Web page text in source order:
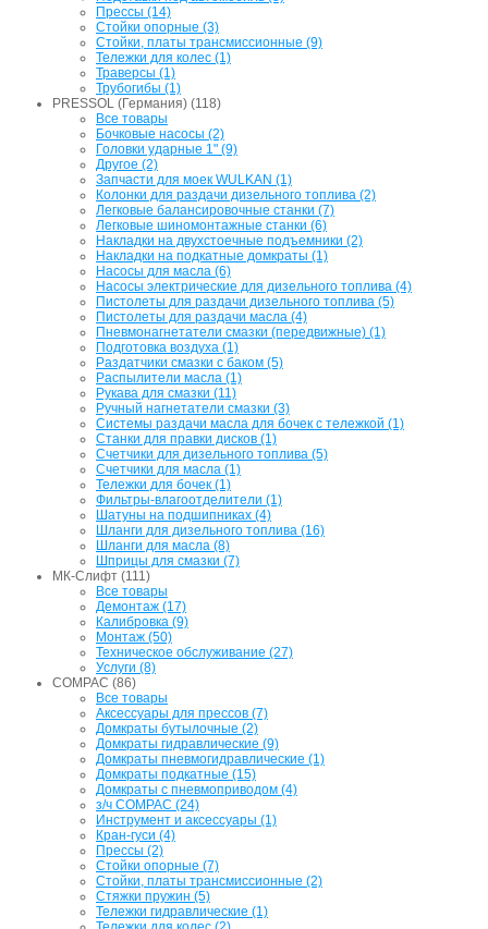
Прессы (14)
Стойки опорные (3)
Стойки, платы трансмиссионные (9)
Тележки для колес (1)
Траверсы (1)
Трубогибы (1)
PRESSOL (Германия) (118)
Все товары
Бочковые насосы (2)
Головки ударные 1" (9)
Другое (2)
Запчасти для моек WULKAN (1)
Колонки для раздачи дизельного топлива (2)
Легковые балансировочные станки (7)
Легковые шиномонтажные станки (6)
Накладки на двухстоечные подъемники (2)
Накладки на подкатные домкраты (1)
Насосы для масла (6)
Насосы электрические для дизельного топлива (4)
Пистолеты для раздачи дизельного топлива (5)
Пистолеты для раздачи масла (4)
Пневмонагнетатели смазки (передвижные) (1)
Подготовка воздуха (1)
Раздатчики смазки с баком (5)
Распылители масла (1)
Рукава для смазки (11)
Ручный нагнетатели смазки (3)
Системы раздачи масла для бочек с тележкой (1)
Станки для правки дисков (1)
Счетчики для дизельного топлива (5)
Счетчики для масла (1)
Тележки для бочек (1)
Фильтры-влагоотделители (1)
Шатуны на подшипниках (4)
Шланги для дизельного топлива (16)
Шланги для масла (8)
Шприцы для смазки (7)
МК-Слифт (111)
Все товары
Демонтаж (17)
Калибровка (9)
Монтаж (50)
Техническое обслуживание (27)
Услуги (8)
COMPAC (86)
Все товары
Аксессуары для прессов (7)
Домкраты бутылочные (2)
Домкраты гидравлические (9)
Домкраты пневмогидравлические (1)
Домкраты подкатные (15)
Домкраты с пневмоприводом (4)
з/ч COMPAC (24)
Инструмент и аксессуары (1)
Кран-гуси (4)
Прессы (2)
Стойки опорные (7)
Стойки, платы трансмиссионные (2)
Стяжки пружин (5)
Тележки гидравлические (1)